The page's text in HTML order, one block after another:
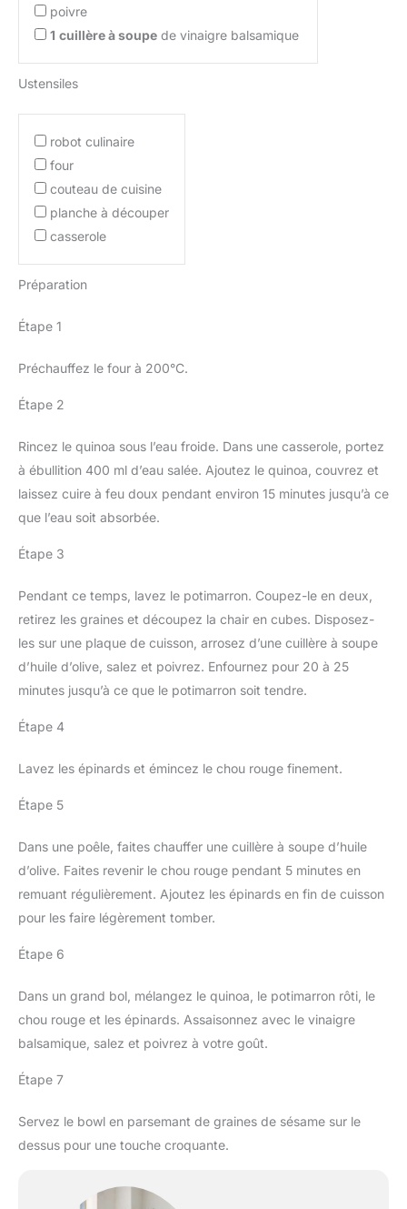
poivre
1 cuillère à soupe de vinaigre balsamique
Ustensiles
robot culinaire
four
couteau de cuisine
planche à découper
casserole
Préparation
Étape 1
Préchauffez le four à 200°C.
Étape 2
Rincez le quinoa sous l’eau froide. Dans une casserole, portez
à ébullition 400 ml d’eau salée. Ajoutez le quinoa, couvrez et
laissez cuire à feu doux pendant environ 15 minutes jusqu’à ce
que l’eau soit absorbée.
Étape 3
Pendant ce temps, lavez le potimarron. Coupez-le en deux,
retirez les graines et découpez la chair en cubes. Disposez-
les sur une plaque de cuisson, arrosez d’une cuillère à soupe
d’huile d’olive, salez et poivrez. Enfournez pour 20 à 25
minutes jusqu’à ce que le potimarron soit tendre.
Étape 4
Lavez les épinards et émincez le chou rouge finement.
Étape 5
Dans une poêle, faites chauffer une cuillère à soupe d’huile
d’olive. Faites revenir le chou rouge pendant 5 minutes en
remuant régulièrement. Ajoutez les épinards en fin de cuisson
pour les faire légèrement tomber.
Étape 6
Dans un grand bol, mélangez le quinoa, le potimarron rôti, le
chou rouge et les épinards. Assaisonnez avec le vinaigre
balsamique, salez et poivrez à votre goût.
Étape 7
Servez le bowl en parsemant de graines de sésame sur le
dessus pour une touche croquante.